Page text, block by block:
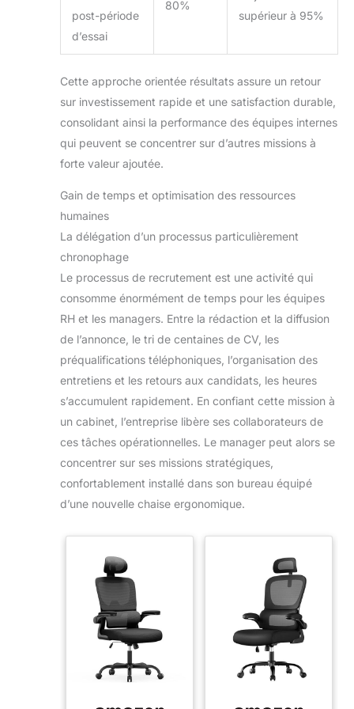
post-période
d’essai
80%
supérieur à 95%
Cette approche orientée résultats assure un retour
sur investissement rapide et une satisfaction durable,
consolidant ainsi la performance des équipes internes
qui peuvent se concentrer sur d’autres missions à
forte valeur ajoutée.
Gain de temps et optimisation des ressources
humaines
La délégation d’un processus particulièrement
chronophage
Le processus de recrutement est une activité qui
consomme énormément de temps pour les équipes
RH et les managers. Entre la rédaction et la diffusion
de l’annonce, le tri de centaines de CV, les
préqualifications téléphoniques, l’organisation des
entretiens et les retours aux candidats, les heures
s’accumulent rapidement. En confiant cette mission à
un cabinet, l’entreprise libère ses collaborateurs de
ces tâches opérationnelles. Le manager peut alors se
concentrer sur ses missions stratégiques,
confortablement installé dans son bureau équipé
d’une nouvelle chaise ergonomique.